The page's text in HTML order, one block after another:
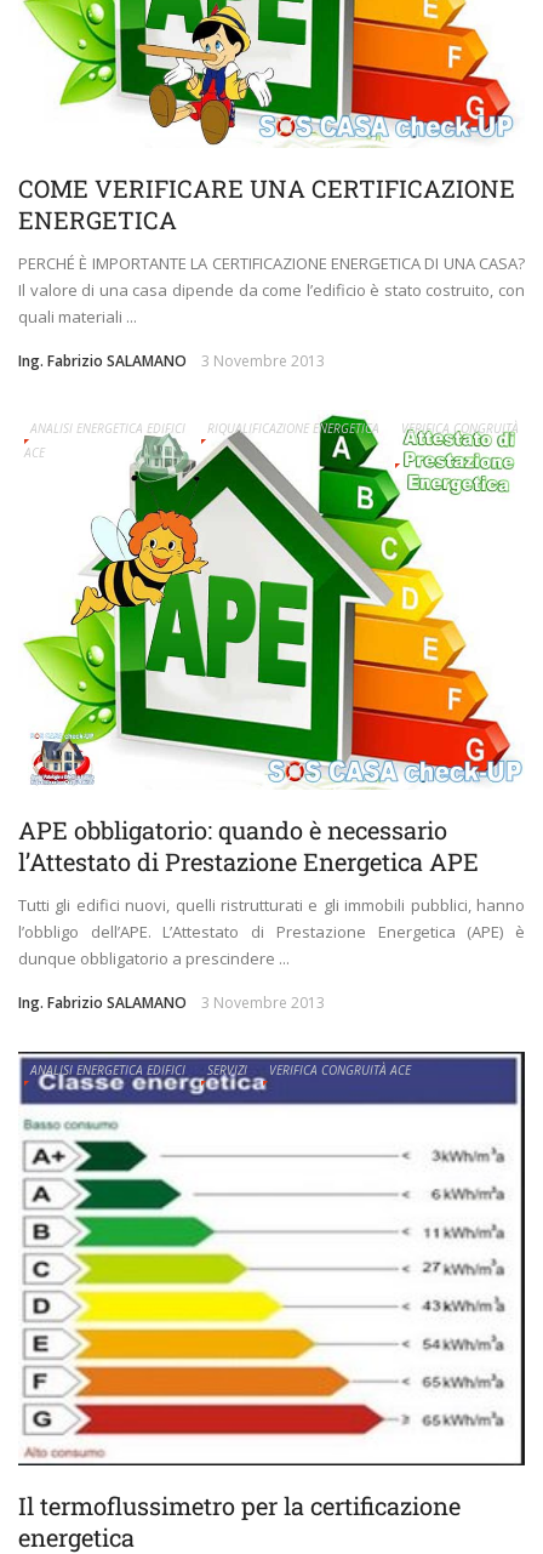
COME VERIFICARE UNA CERTIFICAZIONE
ENERGETICA
PERCHÉ È IMPORTANTE LA CERTIFICAZIONE ENERGETICA DI UNA CASA?
Il valore di una casa dipende da come l’edificio è stato costruito, con
quali materiali ...
Ing. Fabrizio SALAMANO 3 Novembre 2013
ANALISI ENERGETICA EDIFICI RIQUALIFICAZIONE ENERGETICA
VERIFICA CONGRUITÀ
ACE
APE obbligatorio: quando è necessario
l’Attestato di Prestazione Energetica APE
Tutti gli edifici nuovi, quelli ristrutturati e gli immobili pubblici, hanno
l’obbligo dell’APE. L’Attestato di Prestazione Energetica (APE) è
dunque obbligatorio a prescindere ...
Ing. Fabrizio SALAMANO 3 Novembre 2013
ANALISI ENERGETICA EDIFICI SERVIZI VERIFICA CONGRUITÀ ACE
Il termoflussimetro per la certificazione
energetica